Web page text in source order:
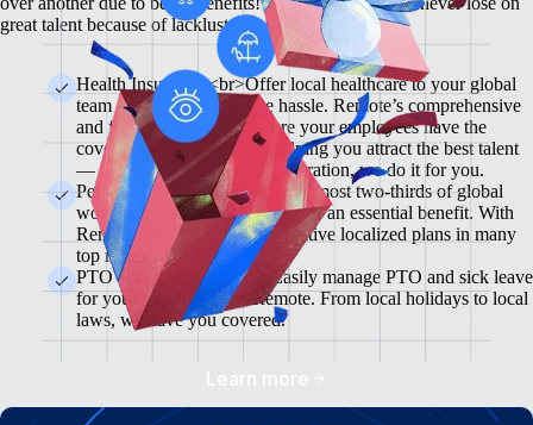
great talent because of lackluster benefits.
Health Insurance <br>Offer local healthcare to your global
team members without the hassle. Remote’s comprehensive
and flexible plans will ensure your employees have the
coverage they need while helping you attract the best talent
— from enrollment to administration, we do it for you.
Pension & 401(K) Plans<br>Almost two-thirds of global
workers view retirement plans as an essential benefit. With
Remote, you can offer competitive localized plans in many
top markets.
PTO and Sick Leave<br>Easily manage PTO and sick leave
for your global team in Remote. From local holidays to local
laws, we have you covered.
Learn more